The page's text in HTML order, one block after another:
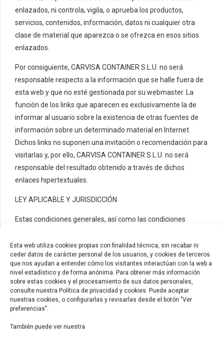
Esta web utiliza cookies propias con finalidad técnica, sin recabar ni
ceder datos de carácter personal de los usuarios, y cookies de terceros
que nos ayudan a entender cómo los visitantes interactúan con la web a
nivel estadístico y de forma anónima. Para obtener más información
sobre estas cookies y el procesamiento de sus datos personales,
consulte nuestra Política de privacidad y cookies. Puede aceptar
nuestras cookies, o configurarlas y revisarlas desde el botón "Ver
preferencias".
También puede ver nuestra
enlazados, ni controla, vigila, o aprueba los productos,
servicios, contenidos, información, datos ni cualquier otra
clase de material que aparezca o se ofrezca en esos sitios
enlazados.
Por consiguiente, CARVISA CONTAINER S.L.U. no será
responsable respecto a la información que se halle fuera de
esta web y que no esté gestionada por su webmaster. La
función de los links que aparecen es exclusivamente la de
informar al usuario sobre la existencia de otras fuentes de
información sobre un determinado material en Internet.
Dichos links no suponen una invitación o recomendación para
visitarlas y, por ello, CARVISA CONTAINER S.L.U. no será
responsable del resultado obtenido a través de dichos
enlaces hipertextuales.
LEY APLICABLE Y JURISDICCIÓN
Estas condiciones generales, así como las condiciones
rigen por la Ley Española. En caso de conflicto o reclamación
con relación a esta web, las partes se someten, con renuncia
a cualquier otro fuero, al arbitraje institucional de derecho del
Tribunal Arbitral de Zaragoza, que se encarga la designación
del árbitro o árbitros y la administración del arbitraje,
obligándose desde ahora al cumplimiento de la decisión